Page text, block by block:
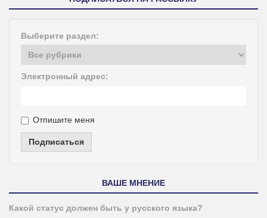
Выберите раздел:
Электронный адрес:
Отпишите меня
Подписаться
ВАШЕ МНЕНИЕ
Какой статус должен быть у русского языка?